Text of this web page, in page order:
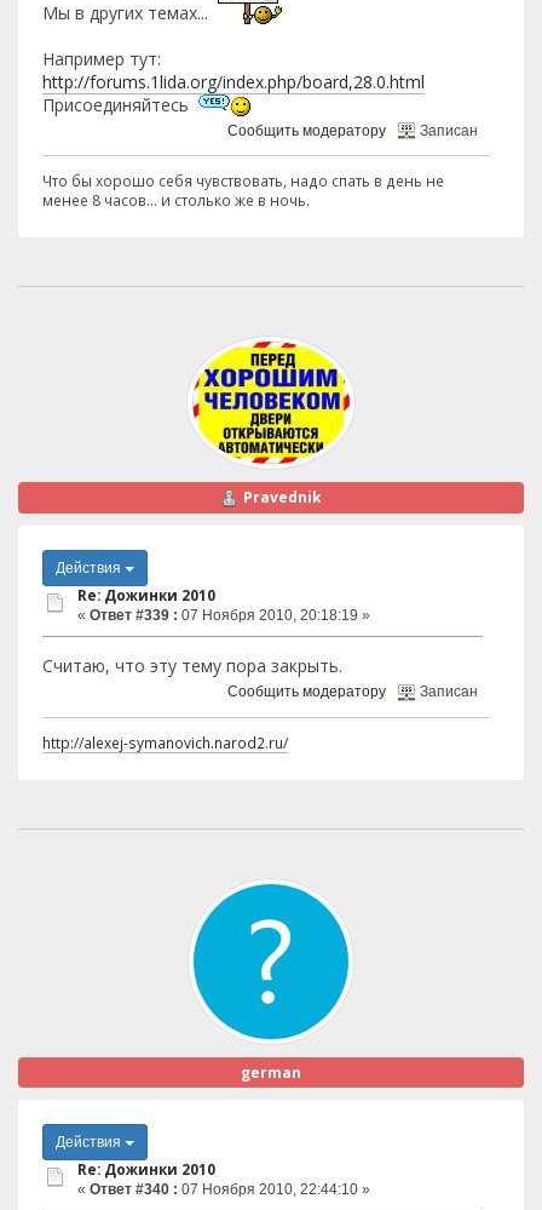
Мы в других темах...
Например тут:
http://forums.1lida.org/index.php/board,28.0.html
Присоединяйтесь
Сообщить модератору Записан
Что бы хорошо себя чувствовать, надо спать в день не
менее 8 часов... и столько же в ночь.
Pravednik
Действия
Re: Дожинки 2010
« Ответ #339 : 07 Ноября 2010, 20:18:19 »
Считаю, что эту тему пора закрыть.
Сообщить модератору Записан
http://alexej-symanovich.narod2.ru/
german
Действия
Re: Дожинки 2010
« Ответ #340 : 07 Ноября 2010, 22:44:10 »